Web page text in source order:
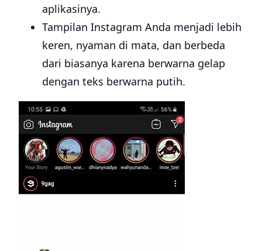
aplikasinya.
Tampilan Instagram Anda menjadi lebih
keren, nyaman di mata, dan berbeda
dari biasanya karena berwarna gelap
dengan teks berwarna putih.